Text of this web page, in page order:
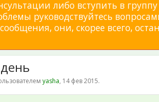
либо вступить в
руководствуйтесь
они, скорее всего,
yasha, 14 фев 2015.